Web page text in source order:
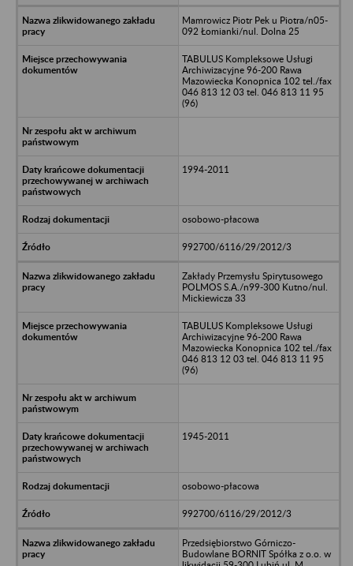
Mamrowicz Piotr Pek u Piotra/n05-
092 Łomianki/nul. Dolna 25
TABULUS Kompleksowe Usługi
Archiwizacyjne 96-200 Rawa
Mazowiecka Konopnica 102 tel./fax
046 813 12 03 tel. 046 813 11 95
(96)
1994-2011
osobowo-płacowa
992700/6116/29/2012/3
Zakłady Przemysłu Spirytusowego
POLMOS S.A./n99-300 Kutno/nul.
Mickiewicza 33
TABULUS Kompleksowe Usługi
Archiwizacyjne 96-200 Rawa
Mazowiecka Konopnica 102 tel./fax
046 813 12 03 tel. 046 813 11 95
(96)
1945-2011
osobowo-płacowa
992700/6116/29/2012/3
Przedsiębiorstwo Górniczo-
Budowlane BORNIT Spółka z o.o. w